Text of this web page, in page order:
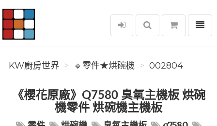
KW廚房世界
選單
KW廚房世界 🔹零件★烘碗機 002804
《櫻花原廠》Q7580 臭氧主機板 烘碗
機零件 烘碗機主機板